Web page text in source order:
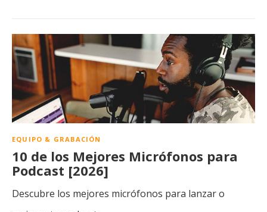
EQUIPO & GRABACIÓN
10 de los Mejores Micrófonos para
Podcast [2026]
Descubre los mejores micrófonos para lanzar o